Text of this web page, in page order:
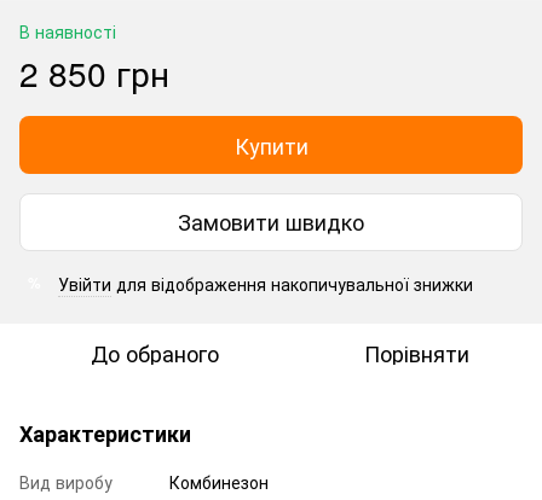
В наявності
2 850 грн
Купити
Замовити швидко
Увійти для відображення накопичувальної знижки
До обраного Порівняти
Характеристики
Вид виробу
Комбинезон